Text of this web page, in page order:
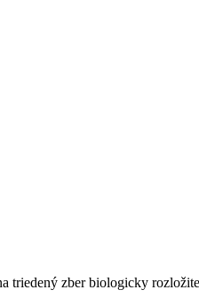
triedený zber biologicky